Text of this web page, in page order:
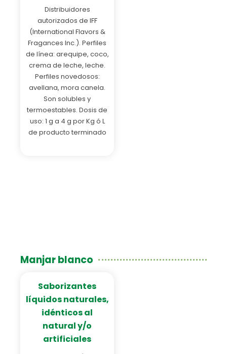
Distribuidores
autorizados de IFF
(International Flavors &
Fragances Inc.). Perfiles
de línea: arequipe, coco,
crema de leche, leche.
Perfiles novedosos:
avellana, mora canela.
Son solubles y
termoestables. Dosis de
uso: 1 g a 4 g por Kg ó L
de producto terminado
Manjar blanco
Saborizantes
líquidos naturales,
idénticos al
natural y/o
artificiales